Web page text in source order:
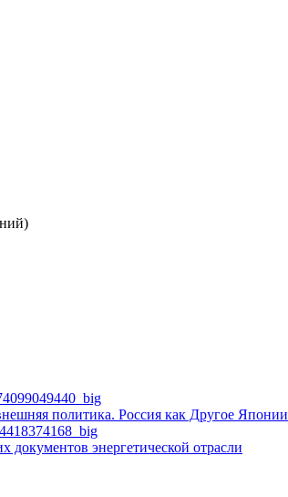
политика. Россия как Другое Японии
документов энергетической отрасли